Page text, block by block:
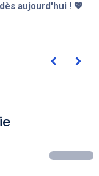
aujourd'hui ! 💖